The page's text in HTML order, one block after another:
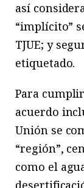
así
“implícito”
TJUE; y
etiquetado.
Para
acuerdo
Unión se
“región”,
como el